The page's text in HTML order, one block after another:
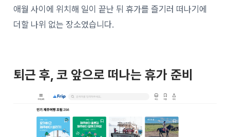
애월 사이에 위치해 일이 끝난 뒤 휴가를 즐기러 떠나기에
더할 나위 없는 장소였습니다.
퇴근 후, 코 앞으로 떠나는 휴가 준비